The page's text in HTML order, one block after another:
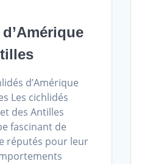
d’Amérique
Les cichlidés
des Antilles
fascinant de
réputés pour leur